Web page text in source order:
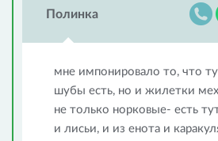
Полинка
мне импонировало то, что
шубы есть, но и жилетки
не только норковые- есть
и лисьи, и из енота и